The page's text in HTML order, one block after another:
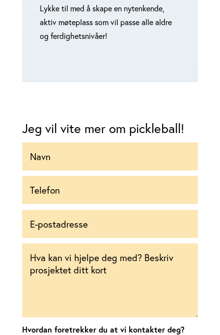
Lykke til med å skape en nytenkende,
aktiv møteplass som vil passe alle aldre
og ferdighetsnivåer!
Jeg vil vite mer om pickleball!
Hvordan foretrekker du at vi kontakter deg?